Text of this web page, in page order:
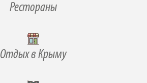
Рестораны
Отдых в Крыму